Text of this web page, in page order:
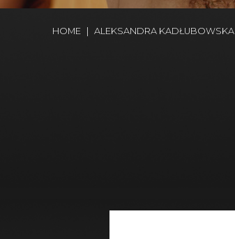
HOME ALEKSANDRA KADŁUBOWSKA